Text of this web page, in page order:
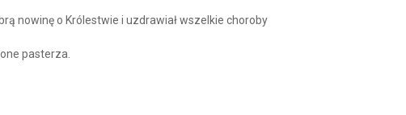
decrease
volume.
nowinę o Królestwie i uzdrawiał wszelkie choroby
pasterza.